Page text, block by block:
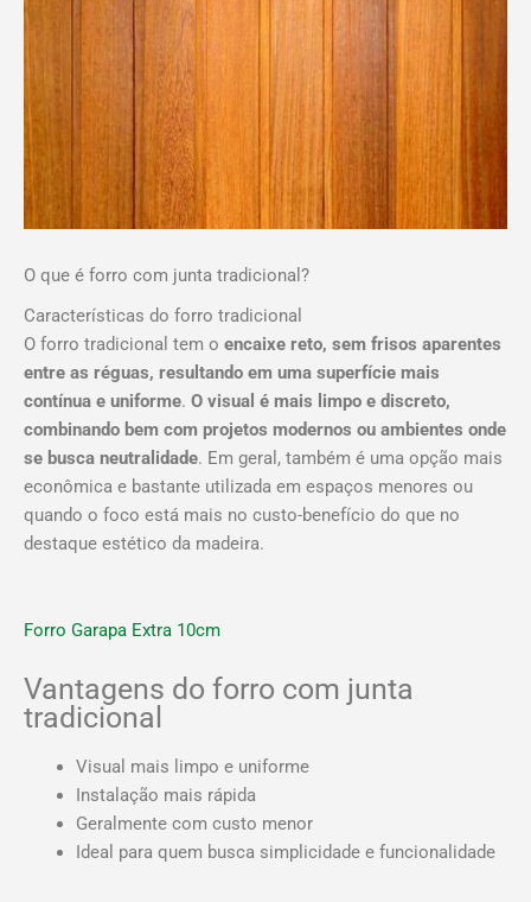
O que é forro com junta tradicional?
Características do forro tradicional
O forro tradicional tem o encaixe reto, sem frisos aparentes
entre as réguas, resultando em uma superfície mais
contínua e uniforme. O visual é mais limpo e discreto,
combinando bem com projetos modernos ou ambientes onde
se busca neutralidade. Em geral, também é uma opção mais
econômica e bastante utilizada em espaços menores ou
quando o foco está mais no custo-benefício do que no
destaque estético da madeira.
Forro Garapa Extra 10cm
Vantagens do forro com junta
tradicional
Visual mais limpo e uniforme
Instalação mais rápida
Geralmente com custo menor
Ideal para quem busca simplicidade e funcionalidade